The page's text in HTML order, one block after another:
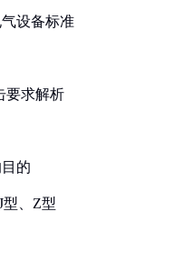
设备标准
要求解析
的
、Z型